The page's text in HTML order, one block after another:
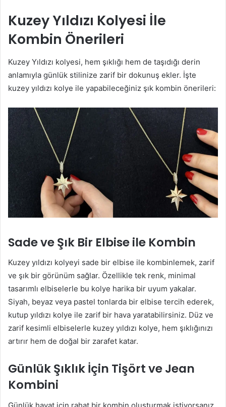
Kuzey Yıldızı Kolyesi İle
Kombin Önerileri
Kuzey Yıldızı kolyesi, hem şıklığı hem de taşıdığı derin
anlamıyla günlük stilinize zarif bir dokunuş ekler. İşte
kuzey yıldızı kolye ile yapabileceğiniz şık kombin önerileri:
Sade ve Şık Bir Elbise ile Kombin
Kuzey yıldızı kolyeyi sade bir elbise ile kombinlemek, zarif
ve şık bir görünüm sağlar. Özellikle tek renk, minimal
tasarımlı elbiselerle bu kolye harika bir uyum yakalar.
Siyah, beyaz veya pastel tonlarda bir elbise tercih ederek,
kutup yıldızı kolye ile zarif bir hava yaratabilirsiniz. Düz ve
zarif kesimli elbiselerle kuzey yıldızı kolye, hem şıklığınızı
artırır hem de doğal bir zarafet katar.
Günlük Şıklık İçin Tişört ve Jean
Kombini